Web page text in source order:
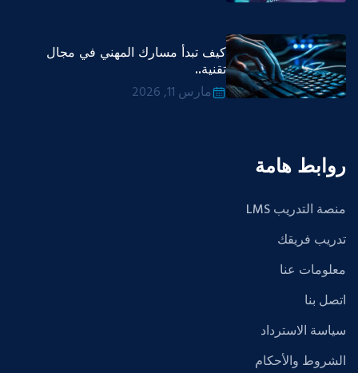
كيف تبدأ مسارك المهني في مجال
تقنية..
مارس 11, 2026
روابط هامة
منصة التدريب LMS
تدريب فريقك
معلومات عنا
اتصل بنا
سياسة الاسترداد
الشروط والأحكام